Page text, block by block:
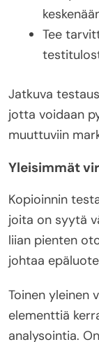
Tee
Jatkuva
jotta voidaan
muuttuviin
Yleisimmät
Kopioinnin
joita on syytä
liian pienten
johtaa
Toinen yleinen
elementtiä
analysointia.